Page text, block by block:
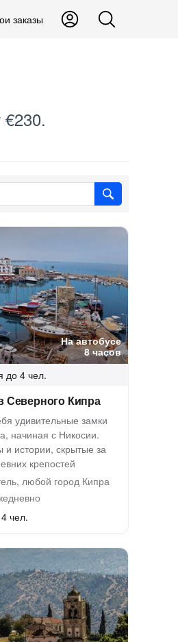
заказы
На автобусе
8 часов
до 4 чел.
Северного Кипра
удивительные замки
начиная с Никосии.
и истории, скрытые за
крепостей
любой город Кипра
чел.